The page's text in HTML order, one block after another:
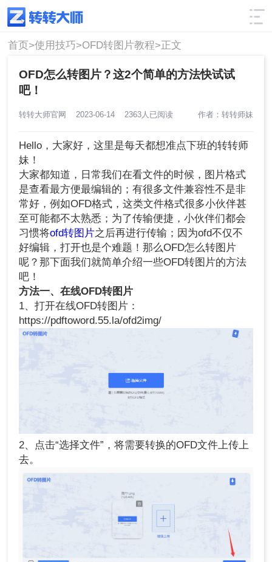
使用技巧 筛选
首页>使用技巧>OFD转图片教程>正文
OFD怎么转图片？这2个简单的方法快试试
吧！
转转大师官网 2023-06-14 2363人已阅读 作者：转转师妹
Hello，大家好，这里是每天都想准点下班的转转师
妹！
大家都知道，日常我们在看文件的时候，图片格式
是查看最方便最编辑的；有很多文件兼容性不是非
常好，例如OFD格式，这类文件格式很多小伙伴甚
至可能都不太熟悉；为了传输便捷，小伙伴们都会
习惯将ofd转图片之后再进行传输；因为ofd不仅不
好编辑，打开也是个难题！那么OFD怎么转图片
呢？那下面我们就简单介绍一些OFD转图片的方法
吧！
方法一、在线OFD转图片
1、打开在线OFD转图片：
https://pdftoword.55.la/ofd2img/
2、点击“选择文件”，将需要转换的OFD文件上传上
去。